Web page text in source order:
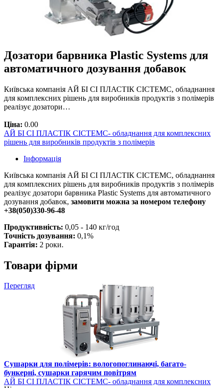
Дозатори барвника Plastic Systems для
автоматичного дозування добавок
Київська компанія АЙ БІ СІ ПЛАСТІК СІСТЕМС, обладнання
для комплексних рішень для виробників продуктів з полімерів
реалізує дозатори…
Ціна: 0.00
АЙ БІ СІ ПЛАСТІК СІСТЕМС- обладнання для комплексних
рішень для виробників продуктів з полімерів
Інформація
Київська компанія АЙ БІ СІ ПЛАСТІК СІСТЕМС, обладнання
для комплексних рішень для виробників продуктів з полімерів
реалізує дозатори барвника Plastic Systems для автоматичного
дозування добавок, замовити можна за номером телефону
+38(050)330-96-48
Продуктивність: 0,05 - 140 кг/год
Точність дозування: 0,1%
Гарантія: 2 роки.
Товари фірми
Перегляд
Сушарки для полімерів: вологопоглинаючі, багато-
бункерні, сушарки гарячим повітрям
АЙ БІ СІ ПЛАСТІК СІСТЕМС- обладнання для комплексних